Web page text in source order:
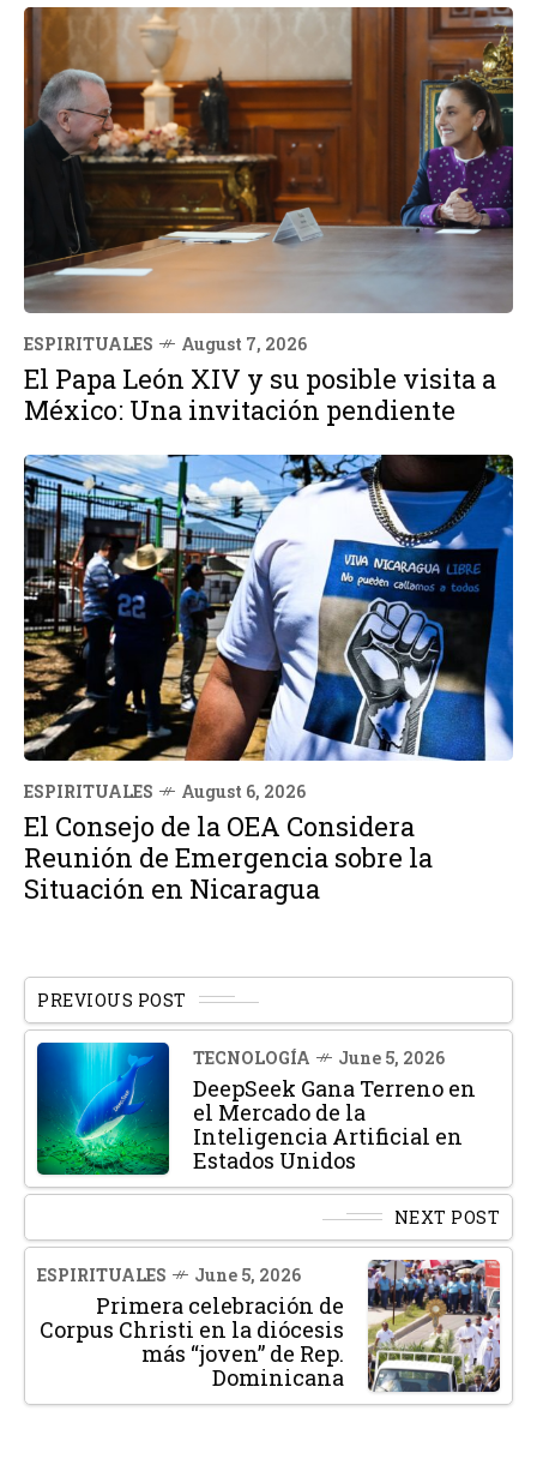
ESPIRITUALES August 7, 2026
El Papa León XIV y su posible visita a
México: Una invitación pendiente
ESPIRITUALES August 6, 2026
El Consejo de la OEA Considera
Reunión de Emergencia sobre la
Situación en Nicaragua
PREVIOUS POST
TECNOLOGÍA June 5, 2026
DeepSeek Gana Terreno en
el Mercado de la
Inteligencia Artificial en
Estados Unidos
NEXT POST
ESPIRITUALES June 5, 2026
Primera celebración de
Corpus Christi en la diócesis
más “joven” de Rep.
Dominicana